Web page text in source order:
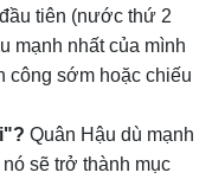
tiên (nước thứ 2
mạnh nhất của mình
công sớm hoặc chiếu
Quân Hậu dù mạnh
sẽ trở thành mục